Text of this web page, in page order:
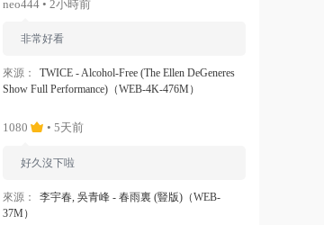
neo444 • 2小時前
非常好看
來源：
TWICE - Alcohol-Free (The Ellen DeGeneres
Show Full Performance)（WEB-4K-476M）
1080 • 5天前
好久沒下啦
來源：
李宇春, 吳青峰 - 春雨裏 (豎版)（WEB-
37M）